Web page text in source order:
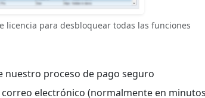
licencia para desbloquear todas las funciones
nuestro proceso de pago seguro
correo electrónico (normalmente en